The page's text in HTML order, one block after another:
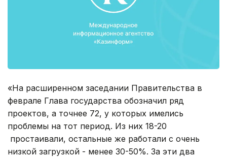
«На расширенном заседании Правительства в
феврале Глава государства обозначил ряд
проектов, а точнее 72, у которых имелись
проблемы на тот период. Из них 18-20
простаивали, остальные же работали с очень
низкой загрузкой - менее 30-50%. За эти два